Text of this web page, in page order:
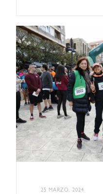
25 MARZO, 2024